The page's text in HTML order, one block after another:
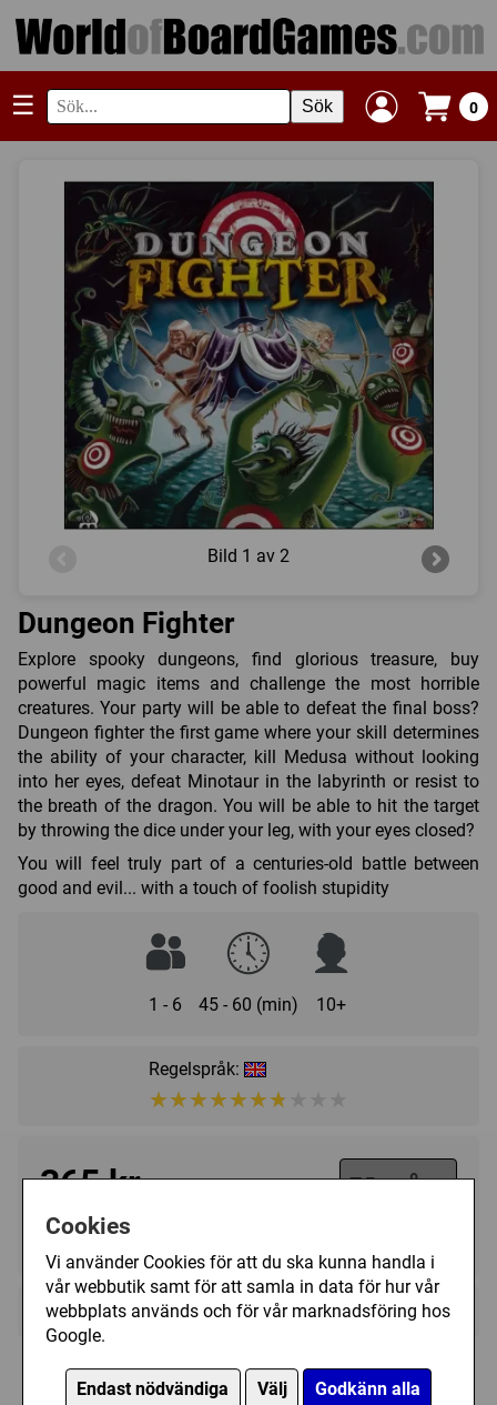
Cookies
Vi använder Cookies för att du ska kunna handla i
vår webbutik samt för att samla in data för hur vår
webbplats används och för vår marknadsföring hos
Google.
Endast nödvändiga Välj Godkänn alla
☰ Sök 0
Bild 1 av 2
Dungeon Fighter
Explore spooky dungeons, find glorious treasure, buy
powerful magic items and challenge the most horrible
creatures. Your party will be able to defeat the final boss?
Dungeon fighter the first game where your skill determines
the ability of your character, kill Medusa without looking
into her eyes, defeat Minotaur in the labyrinth or resist to
the breath of the dragon. You will be able to hit the target
by throwing the dice under your leg, with your eyes closed?
You will feel truly part of a centuries-old battle between
good and evil... with a touch of foolish stupidity
1 - 6 45 - 60 (min) 10+
Regelspråk:
★★★★★★★★★★
★★★★★★★★★★
365 kr Utgått
Övrig information +
Speltyp:
Kategori: Fingerfärdighet Tärning Upptäckande,
Expansioner till Dungeon Fighter